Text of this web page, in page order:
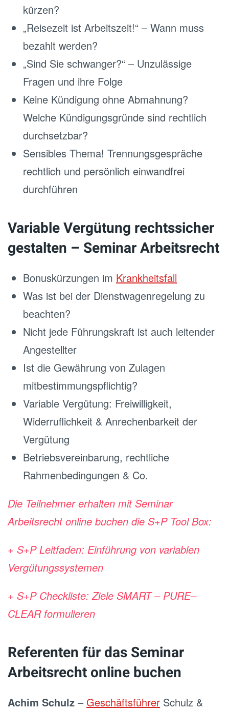
kürzen?
„Reisezeit ist Arbeitszeit!“ – Wann muss
bezahlt werden?
„Sind Sie schwanger?“ – Unzulässige
Fragen und ihre Folge
Keine Kündigung ohne Abmahnung?
Welche Kündigungsgründe sind rechtlich
durchsetzbar?
Sensibles Thema! Trennungsgespräche
rechtlich und persönlich einwandfrei
durchführen
Variable Vergütung rechtssicher
gestalten – Seminar Arbeitsrecht
Bonuskürzungen im Krankheitsfall
Was ist bei der Dienstwagenregelung zu
beachten?
Nicht jede Führungskraft ist auch leitender
Angestellter
Ist die Gewährung von Zulagen
mitbestimmungspflichtig?
Variable Vergütung: Freiwilligkeit,
Widerruflichkeit & Anrechenbarkeit der
Vergütung
Betriebsvereinbarung, rechtliche
Rahmenbedingungen & Co.
Die Teilnehmer erhalten mit Seminar
Arbeitsrecht online buchen die S+P Tool Box:
+ S+P Leitfaden: Einführung von variablen
Vergütungssystemen
+ S+P Checkliste: Ziele SMART – PURE–
CLEAR formulieren
Referenten für das Seminar
Arbeitsrecht online buchen
Achim Schulz – Geschäftsführer Schulz &